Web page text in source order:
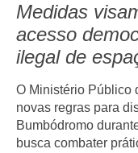
Medidas
acesso
ilegal de
O Ministério Público
novas regras para
Bumbódromo
busca combater